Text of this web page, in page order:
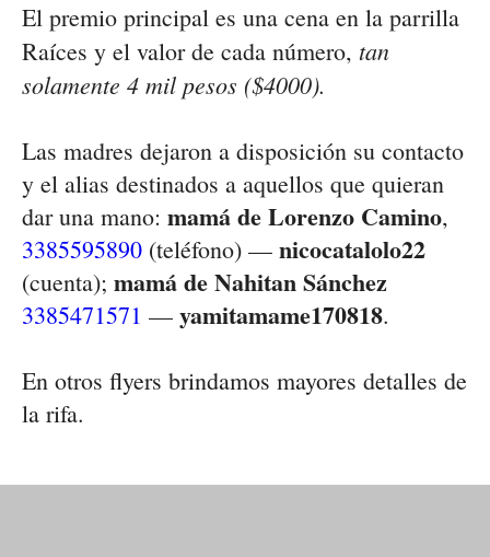
El premio principal es una cena en la parrilla
Raíces y el valor de cada número, tan
solamente 4 mil pesos ($4000).
Las madres dejaron a disposición su contacto
y el alias destinados a aquellos que quieran
dar una mano: mamá de Lorenzo Camino,
3385595890 (teléfono) — nicocatalolo22
(cuenta); mamá de Nahitan Sánchez
3385471571 — yamitamame170818.
En otros flyers brindamos mayores detalles de
la rifa.